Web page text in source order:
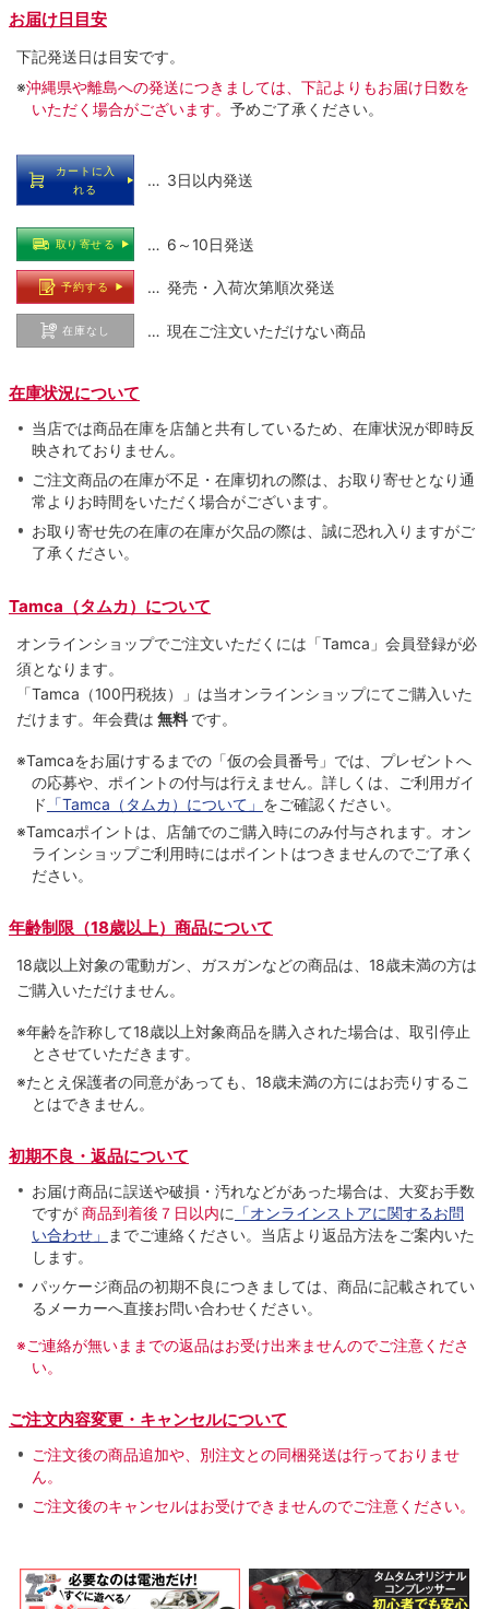
お届け日目安
下記発送日は目安です。
※沖縄県や離島への発送につきましては、下記よりもお届け日数を
いただく場合がございます。 予めご了承ください。
カートに入
れる
… 3日以内発送
取り寄せる … 6～10日発送
予約する … 発売・入荷次第順次発送
在庫なし … 現在ご注文いただけない商品
在庫状況について
当店では商品在庫を店舗と共有しているため、在庫状況が即時反
映されておりません。
ご注文商品の在庫が不足・在庫切れの際は、お取り寄せとなり通
常よりお時間をいただく場合がございます。
お取り寄せ先の在庫の在庫が欠品の際は、誠に恐れ入りますがご
了承ください。
Tamca（タムカ）について
オンラインショップでご注⽂いただくには「Tamca」会員登録が必
須となります。
「Tamca （100円税抜）
」は当オンラインショップにてご購⼊いた
だけます。 年会費は 無料 です。
※Tamcaをお届けするまでの「仮の会員番号」では、プレゼントへ
の応募や、ポイントの付与は⾏えません。詳しくは、ご利⽤ガイ
ド 「Tamca（タムカ）について」 をご確認ください。
※Tamcaポイントは、店舗でのご購⼊時にのみ付与されます。オン
ラインショップご利用時にはポイントはつきませんのでご了承く
ださい。
年齢制限（18歳以上）商品について
18歳以上対象の電動ガン、ガスガンなどの商品は、18歳未満の方は
ご購入いただけません。
※年齢を詐称して18歳以上対象商品を購入された場合は、取引停止
とさせていただきます。
※たとえ保護者の同意があっても、18歳未満の方にはお売りするこ
とはできません。
初期不良・返品について
お届け商品に誤送や破損・汚れなどがあった場合は、大変お手数
ですが 商品到着後７日以内に 「オンラインストアに関するお問
い合わせ」
までご連絡ください。当店より返品方法をご案内いた
します。
パッケージ商品の初期不良につきましては、商品に記載されてい
るメーカーへ直接お問い合わせください。
※ご連絡が無いままでの返品はお受け出来ませんのでご注意くださ
い。
ご注文内容変更・キャンセルについて
ご注文後の商品追加や、別注文との同梱発送は行っておりませ
ん。
ご注文後のキャンセルはお受けできませんのでご注意ください。